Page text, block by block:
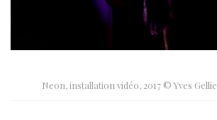
Neon, installation vidéo, 2017 © Yves Gellie